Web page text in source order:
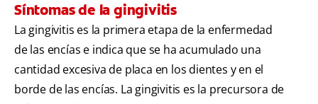
Síntomas de la gingivitis
La gingivitis es la primera etapa de la enfermedad
de las encías e indica que se ha acumulado una
cantidad excesiva de placa en los dientes y en el
borde de las encías. La gingivitis es la precursora de